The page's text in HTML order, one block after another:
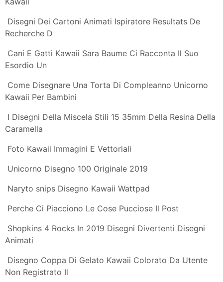
Dolci Kawaii Da Disegnare